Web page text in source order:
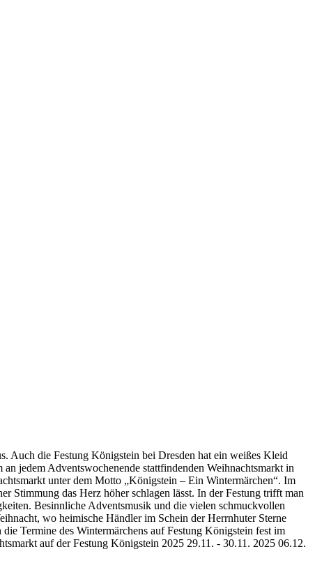
Auch die Festung Königstein bei Dresden hat ein weißes Kleid
jedem Adventswochenende stattfindenden Weihnachtsmarkt in
unter dem Motto „Königstein – Ein Wintermärchen“. Im
Stimmung das Herz höher schlagen lässt. In der Festung trifft man
Besinnliche Adventsmusik und die vielen schmuckvollen
wo heimische Händler im Schein der Herrnhuter Sterne
Termine des Wintermärchens auf Festung Königstein fest im
auf der Festung Königstein 2025 29.11. - 30.11. 2025 06.12.